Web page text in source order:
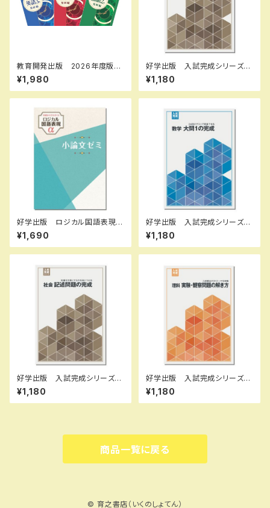
教育開発出版 2026年度版
新中学問題集 国語 中1～3
発展編 各学年（選択くださ
い） 新品完全セット
¥1,980
好学出版 入試完成シリーズ
社会 資料問題の完成 2026
年度版 新品完全セット ISB
N：B0CRHVR7L7 ISBN-10：
75-081
¥1,180
好学出版 ロジカル国語表現ア
ルファ 小論文ゼミ 2026年
度版 新品完全セット ISBN：
B0D3CJY646 ISBN-10：B
6960
¥1,690
好学出版 入試完成シリーズ
数学 大問１の完成 2026年
度版 新品完全セット ISBN：
B0D3B7WB59 ISBN-10：B
8965
¥1,180
好学出版 入試完成シリーズ
社会 記述問題の完成 2026
年度版 新品完全セット ISB
N：B0D3B7Q6LL ISBN-10：
¥1,180
好学出版 入試完成シリーズ
理科 実験・観察問題の解き
方 2026年度版 新品完全セ
ット ISBN：B0D3B6Q131 I
¥1,180
商品一覧に戻る
© 育之書店（いくのしょてん）